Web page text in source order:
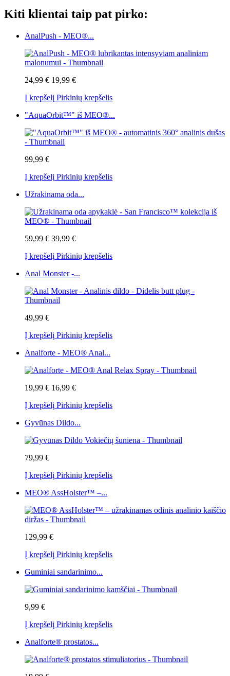
Kiti klientai taip pat pirko:
AnalPush - MEO®...
24,99 € 19,99 €
Į krepšelį Pirkinių krepšelis
"AquaOrbit™" iš MEO®...
99,99 €
Į krepšelį Pirkinių krepšelis
Užrakinama oda...
59,99 € 39,99 €
Į krepšelį Pirkinių krepšelis
Anal Monster -...
49,99 €
Į krepšelį Pirkinių krepšelis
Analforte - MEO® Anal...
19,99 € 16,99 €
Į krepšelį Pirkinių krepšelis
Gyvūnas Dildo...
79,99 €
Į krepšelį Pirkinių krepšelis
MEO® AssHolster™ –...
129,99 €
Į krepšelį Pirkinių krepšelis
Guminiai sandarinimo...
9,99 €
Į krepšelį Pirkinių krepšelis
Analforte® prostatos...